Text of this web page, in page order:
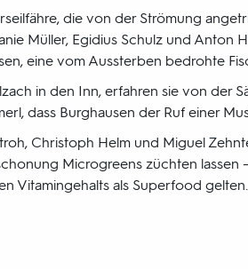
die von der Strömung
Müller, Egidius Schulz und Anton
eine vom Aussterben bedrohte
in den Inn, erfahren sie von der
dass Burghausen der Ruf einer
Christoph Helm und Miguel
Microgreens züchten lassen
Vitamingehalts als Superfood gelten.